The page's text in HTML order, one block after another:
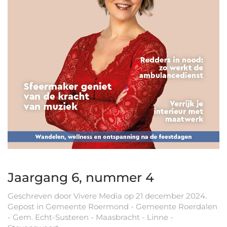
Jaargang 6, nummer 4
Geschreven door Vivere Media op 21 december 2024.
Gepost in Gemeente Roermond - Gemeente Roerdalen
- Gem. Echt-Susteren - Maasbracht - Linne -